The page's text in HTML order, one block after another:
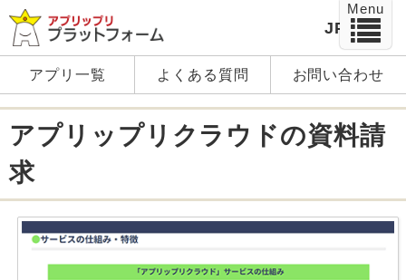
JP EN
アプリ一覧 よくある質問 お問い合わせ
アプリップリクラウドの資料請
求
Menu